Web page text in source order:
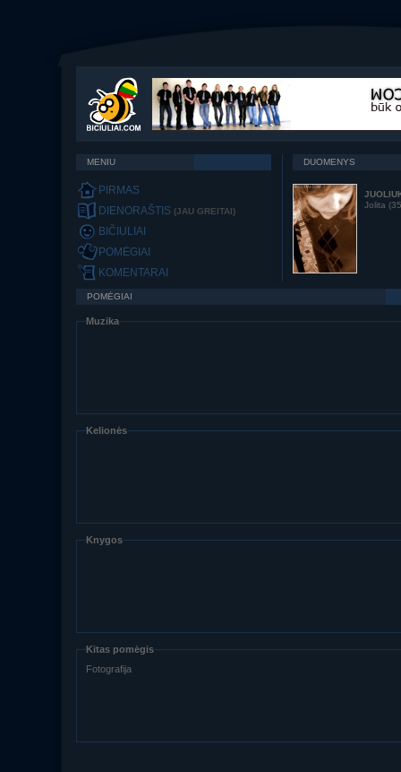
MENIU
PIRMAS
DIENORAŠTIS (JAU GREITAI)
BIČIULIAI
POMĖGIAI
KOMENTARAI
DUOMENYS
Jolita
POMĖGIAI
Muzika
Kelionės
Knygos
Kitas pomėgis
Fotografija